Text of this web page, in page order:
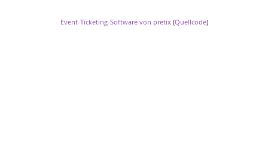
Event-Ticketing-Software von pretix(Quellcode)